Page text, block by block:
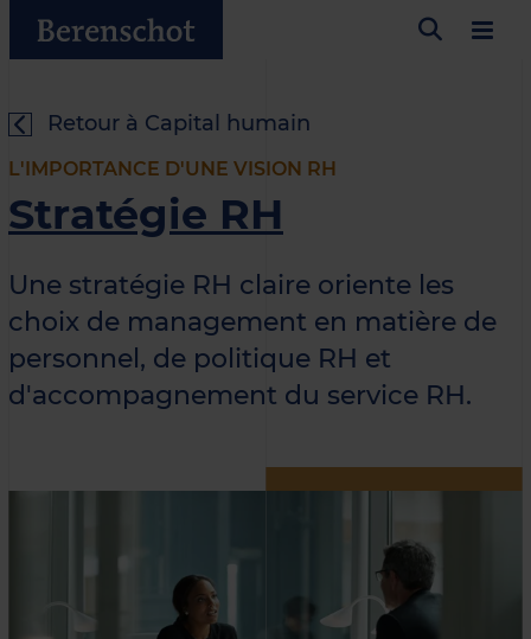
Retour à Capital humain
L'IMPORTANCE D'UNE VISION RH
Stratégie RH
Une stratégie RH claire oriente les
choix de management en matière de
personnel, de politique RH et
d'accompagnement du service RH.